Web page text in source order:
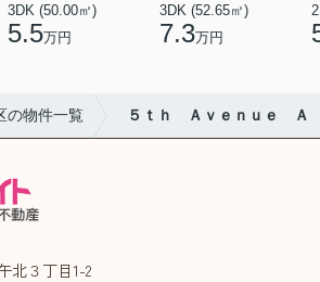
3DK (50.00㎡)
5.5万円
3DK (52.65㎡)
7.3万円
の物件一覧 ５ｔｈ Ａｖｅｎｕｅ Ａ
北３丁目1-2